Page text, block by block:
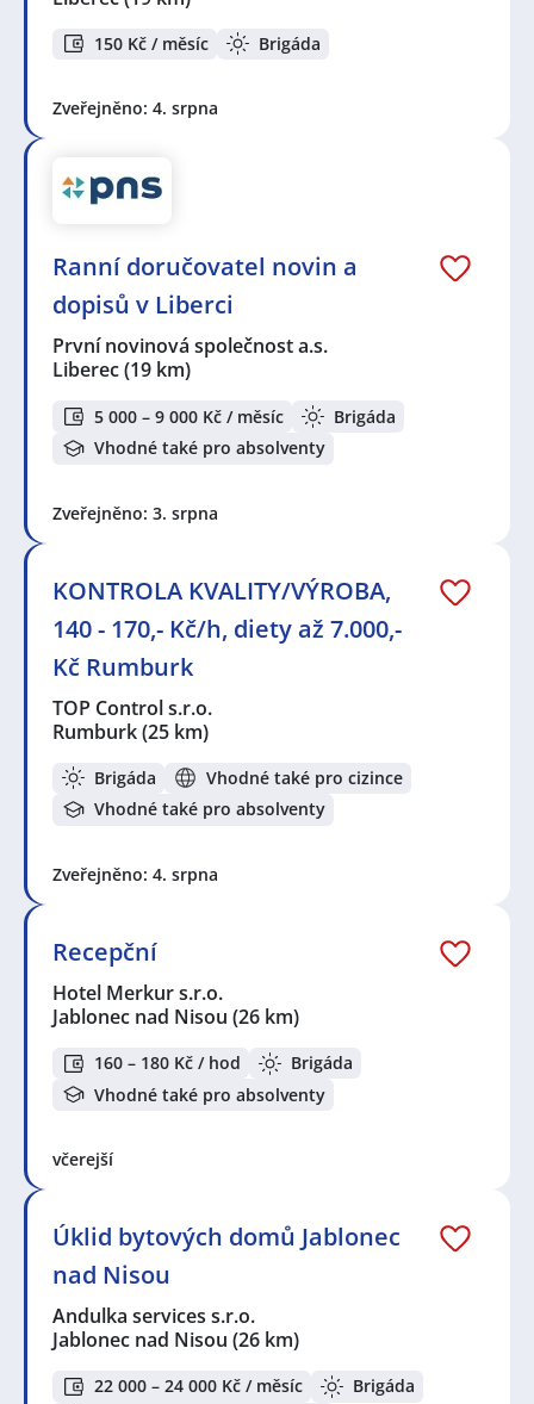
150 Kč / měsíc Brigáda
Zveřejněno: 4. srpna
Ranní doručovatel novin a
dopisů v Liberci
První novinová společnost a.s.
Liberec(19 km)
5 000 – 9 000 Kč / měsíc
Brigáda
Vhodné také pro absolventy
Zveřejněno: 3. srpna
KONTROLA KVALITY/VÝROBA,
140 - 170,- Kč/h, diety až 7.000,-
Kč Rumburk
TOP Control s.r.o.
Rumburk(25 km)
Brigáda
Vhodné také pro cizince
Vhodné také pro absolventy
Zveřejněno: 4. srpna
Recepční
Hotel Merkur s.r.o.
Jablonec nad Nisou (26 km)
160 – 180 Kč / hod
Brigáda
Vhodné také pro absolventy
včerejší
Úklid bytových domů Jablonec
nad Nisou
Andulka services s.r.o.
Jablonec nad Nisou (26 km)
22 000 – 24 000 Kč / měsíc
Brigáda